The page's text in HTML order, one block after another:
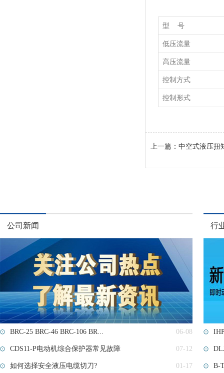
型 号
低压流量
高压流量
控制方式
控制形式
上一篇： 中空式液压扭
公司新闻
BRC-25 BRC-46 BRC-106 BR... 06-08
CDS11-P电动机综合保护器常见故障 07-12
如何选择安全液压电缆切刀? 01-17
行
B-